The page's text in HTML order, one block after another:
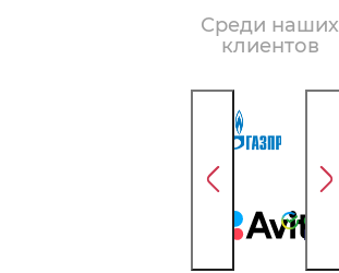
Среди наших
клиентов